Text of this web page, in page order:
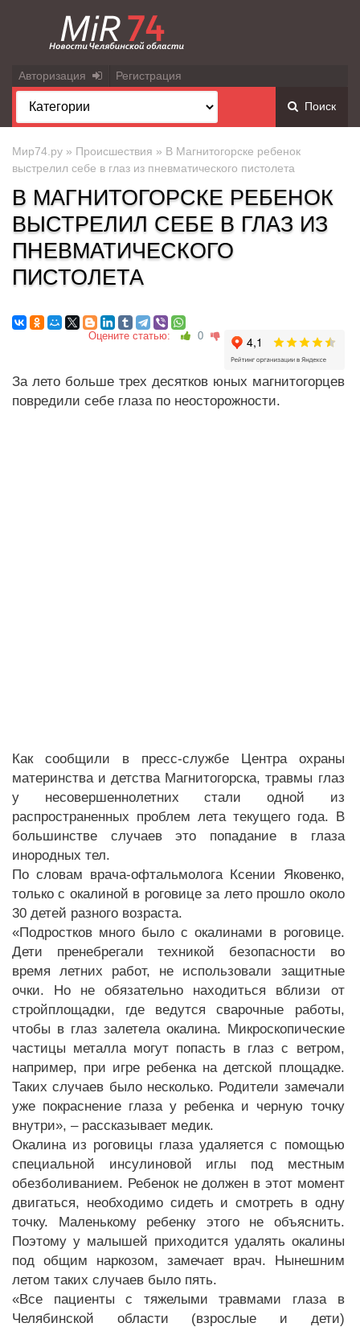
Авторизация Регистрация
Поиск
Мир74.ру » Происшествия » В Магнитогорске ребенок
выстрелил себе в глаз из пневматического пистолета
В МАГНИТОГОРСКЕ РЕБЕНОК
ВЫСТРЕЛИЛ СЕБЕ В ГЛАЗ ИЗ
ПНЕВМАТИЧЕСКОГО
ПИСТОЛЕТА
Оцените статью: 0
За лето больше трех десятков юных магнитогорцев
повредили себе глаза по неосторожности.
Как сообщили в пресс-службе Центра охраны
материнства и детства Магнитогорска, травмы глаз
у несовершеннолетних стали одной из
распространенных проблем лета текущего года. В
большинстве случаев это попадание в глаза
инородных тел.
По словам врача-офтальмолога Ксении Яковенко,
только с окалиной в роговице за лето прошло около
30 детей разного возраста.
«Подростков много было с окалинами в роговице.
Дети пренебрегали техникой безопасности во
время летних работ, не использовали защитные
очки. Но не обязательно находиться вблизи от
стройплощадки, где ведутся сварочные работы,
чтобы в глаз залетела окалина. Микроскопические
частицы металла могут попасть в глаз с ветром,
например, при игре ребенка на детской площадке.
Таких случаев было несколько. Родители замечали
уже покраснение глаза у ребенка и черную точку
внутри», – рассказывает медик.
Окалина из роговицы глаза удаляется с помощью
специальной инсулиновой иглы под местным
обезболиванием. Ребенок не должен в этот момент
двигаться, необходимо сидеть и смотреть в одну
точку. Маленькому ребенку этого не объяснить.
Поэтому у малышей приходится удалять окалины
под общим наркозом, замечает врач. Нынешним
летом таких случаев было пять.
«Все пациенты с тяжелыми травмами глаза в
Челябинской области (взрослые и дети)